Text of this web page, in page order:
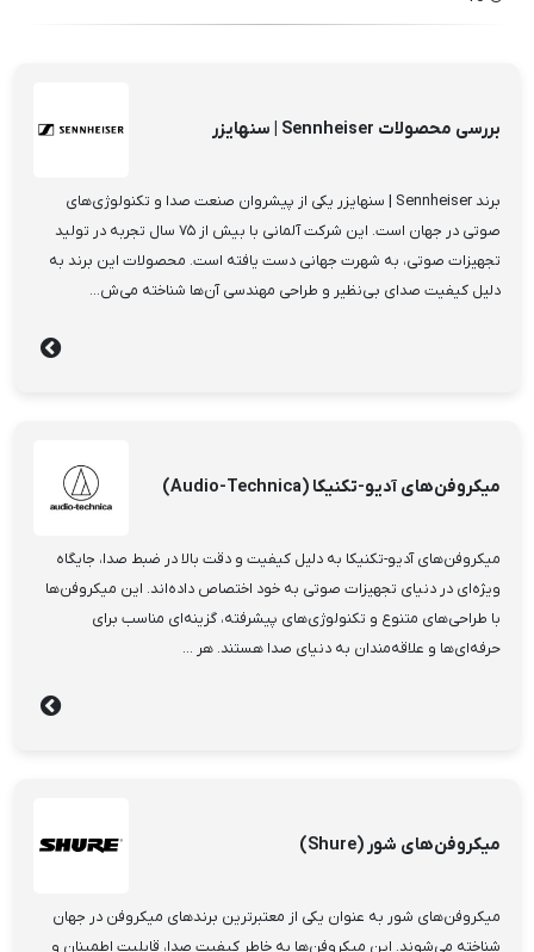
بررسی محصولات Sennheiser | سنهایزر
برند Sennheiser | سنهایزر یکی از پیشروان صنعت صدا و تکنولوژی‌های
صوتی در جهان است. این شرکت آلمانی با بیش از ۷۵ سال تجربه در تولید
تجهیزات صوتی، به شهرت جهانی دست یافته است. محصولات این برند به
دلیل کیفیت صدای بی‌نظیر و طراحی مهندسی آن‌ها شناخته می‌ش...
میکروفن‌های آدیو-تکنیکا (Audio-Technica)
میکروفن‌های آدیو-تکنیکا به دلیل کیفیت و دقت بالا در ضبط صدا، جایگاه
ویژه‌ای در دنیای تجهیزات صوتی به خود اختصاص داده‌اند. این میکروفن‌ها
با طراحی‌های متنوع و تکنولوژی‌های پیشرفته، گزینه‌ای مناسب برای
حرفه‌ای‌ها و علاقه‌مندان به دنیای صدا هستند. هر ...
میکروفن‌های شور (Shure)
میکروفن‌های شور به عنوان یکی از معتبرترین برندهای میکروفن در جهان
شناخته می‌شوند. این میکروفن‌ها به خاطر کیفیت صدا، قابلیت اطمینان و